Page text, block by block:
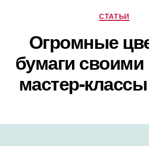
Рубрики
СТАТЬИ
Огромные
бумаги своими
мастер-